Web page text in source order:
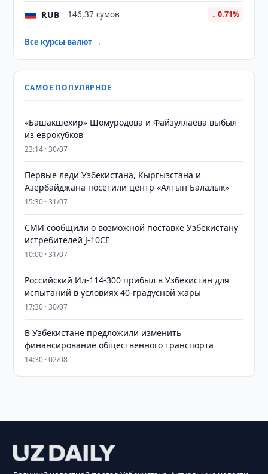
RUB 146,37 сумов ↓ 0.71%
Все курсы валют →
САМОЕ ПОПУЛЯРНОЕ
«Башакшехир» Шомуродова и Файзуллаева выбыл
из еврокубков
23:14 · 30/07
Первые леди Узбекистана, Кыргызстана и
Азербайджана посетили центр «Алтын Балалык»
15:30 · 31/07
СМИ сообщили о возможной поставке Узбекистану
истребителей J-10CE
10:00 · 31/07
Российский Ил-114-300 прибыл в Узбекистан для
испытаний в условиях 40-градусной жары
17:30 · 30/07
В Узбекистане предложили изменить
финансирование общественного транспорта
14:30 · 02/08